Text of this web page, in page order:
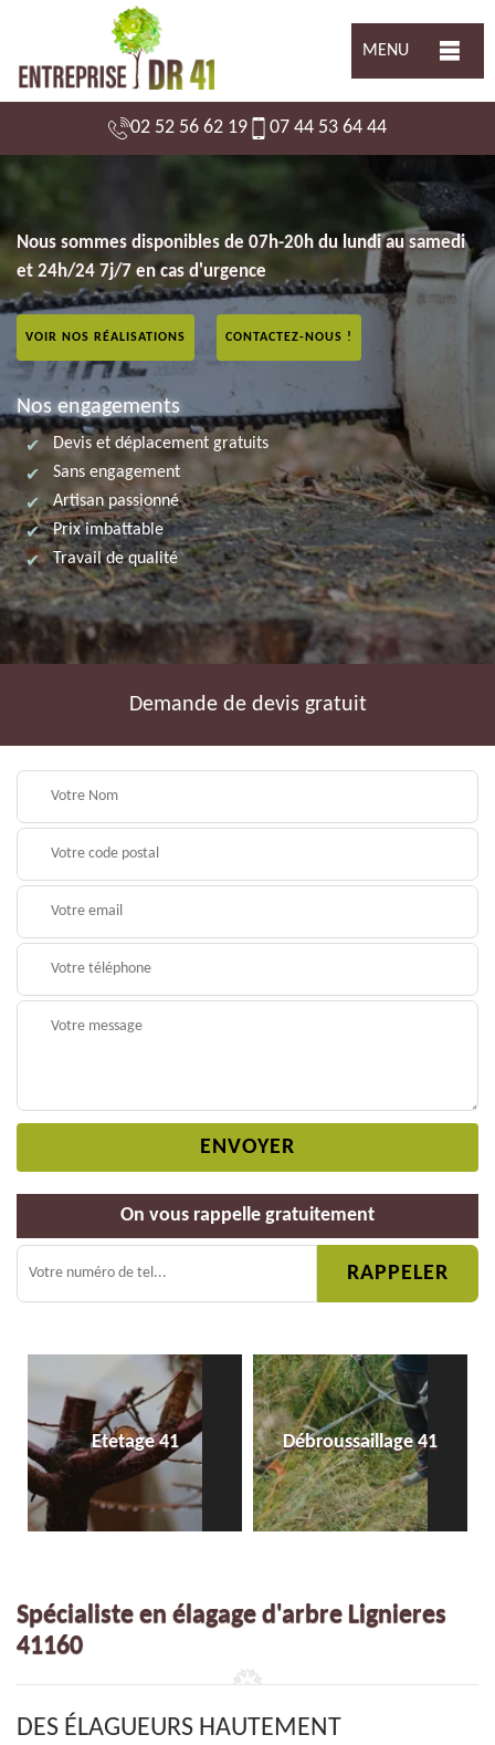
MENU
02 52 56 62 19 07 44 53 64 44
Nous sommes disponibles de 07h-20h du lundi au samedi
et 24h/24 7j/7 en cas d'urgence
VOIR NOS RÉALISATIONS CONTACTEZ-NOUS !
Nos engagements
Devis et déplacement gratuits
Sans engagement
Artisan passionné
Prix imbattable
Travail de qualité
Demande de devis gratuit
On vous rappelle gratuitement
Etetage 41 Débroussaillage 41
Spécialiste en élagage d'arbre Lignieres
41160
DES ÉLAGUEURS HAUTEMENT